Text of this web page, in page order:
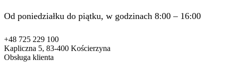
Od poniedziałku do piątku, w godzinach 8:00 – 16:00
+48 725 229 100
Kapliczna 5, 83-400 Kościerzyna
Obsługa klienta